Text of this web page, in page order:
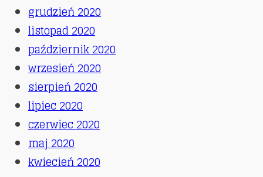
grudzień 2020
listopad 2020
październik 2020
wrzesień 2020
sierpień 2020
lipiec 2020
czerwiec 2020
maj 2020
kwiecień 2020